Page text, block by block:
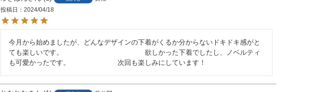
投稿日
2024/04/18
今月から始めましたが、どんなデザインの下着がくるか分からないドキドキ感がと
ても楽しいです。　　　　　　　　　　　　欲しかった下着でしたし、ノベルティ
も可愛かったです。　　　　　　　次回も楽しみにしています！